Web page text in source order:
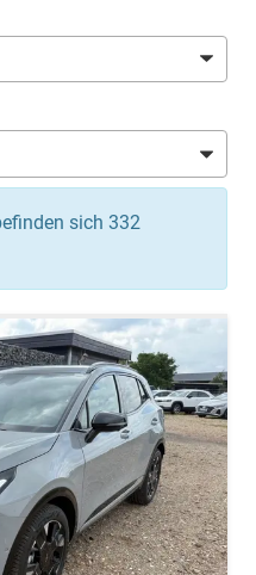
sich 332